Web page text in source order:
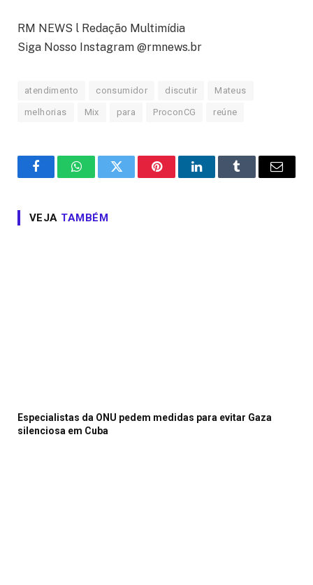
RM NEWS l Redação Multimídia
Siga Nosso Instagram @rmnews.br
atendimento consumidor discutir Mateus
melhorias Mix para ProconCG reúne
FacebookWhatsAppTwitter PinterestLinkedInTumblr Email
VEJA TAMBÉM
Especialistas da ONU pedem medidas para evitar Gaza
silenciosa em Cuba